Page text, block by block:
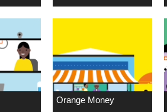
Orange Money